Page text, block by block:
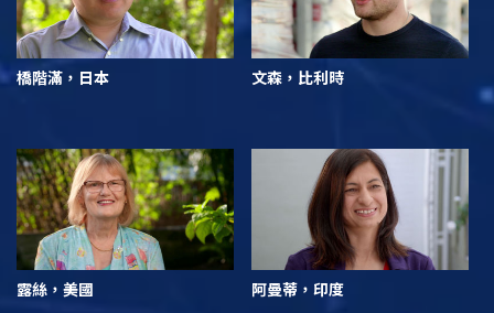
橋階滿，日本 文森，比利時
露絲，美國 阿曼蒂，印度